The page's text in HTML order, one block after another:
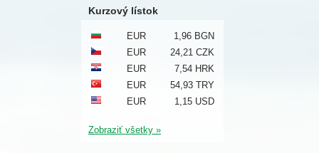
Kurzový lístok
EUR
1,96 BGN
EUR
24,21 CZK
EUR
7,54 HRK
EUR
54,93 TRY
EUR
1,15 USD
Zobraziť všetky »